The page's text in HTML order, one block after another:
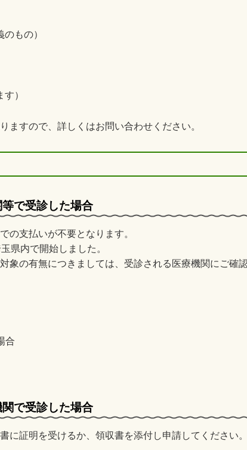
もの）
）
ますので、詳しくはお問い合わせください。
で受診した場合
の支払いが不要となります。
県内で開始しました。
の有無につきましては、受診される医療機関にご確認
合
で受診した場合
証明を受けるか、領収書を添付し申請してください。